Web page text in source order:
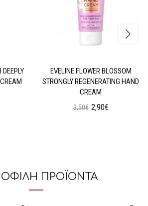
EVELINE FLOWER BLOSSOM
STRONGLY REGENERATING HAND
CREAM
3,50€ 2,90€
ΠΡΟΪΟΝΤΑ